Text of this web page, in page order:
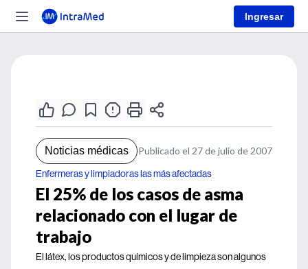
Ingresar
Noticias médicas Publicado el 27 de julio de 2007
Enfermeras y limpiadoras las más afectadas
El 25% de los casos de asma
relacionado con el lugar de
trabajo
El látex, los productos químicos y de limpieza son algunos